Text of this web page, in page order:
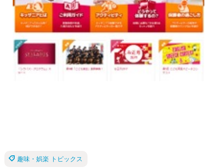
趣味・娯楽 トピックス